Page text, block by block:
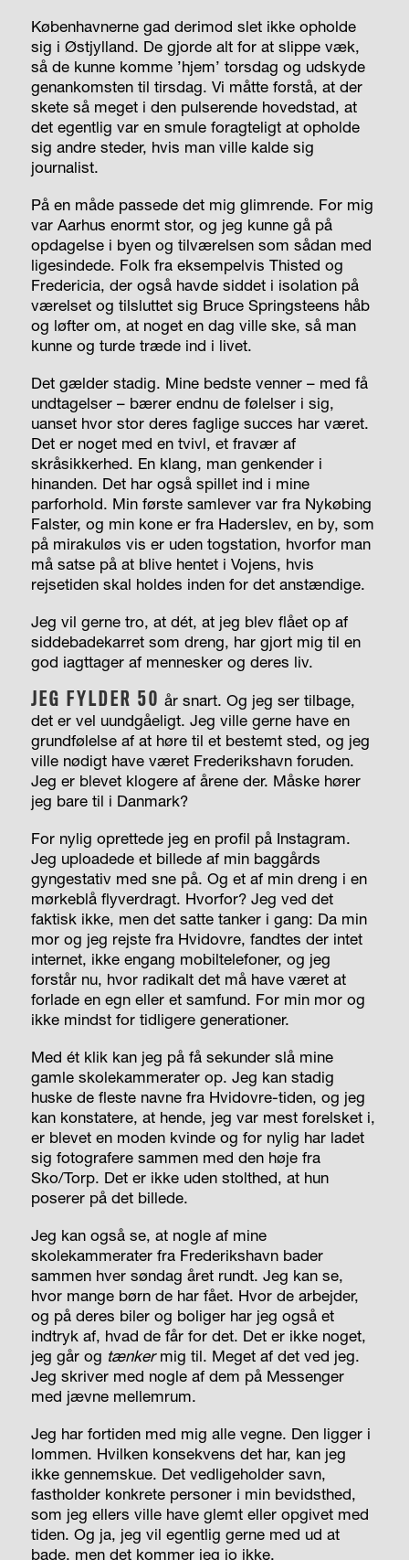
Københavnerne gad derimod slet ikke opholde
sig i Østjylland. De gjorde alt for at slippe væk,
så de kunne komme ’hjem’ torsdag og udskyde
genankomsten til tirsdag. Vi måtte forstå, at der
skete såmeget i den pulserende hovedstad, at
det egentlig var en smule foragteligt at opholde
sig andre steder, hvis man ville kalde sig
journalist.
På en måde passede det mig glimrende. For mig
var Aarhus enormt stor, og jeg kunne gå på
opdagelse i byen og tilværelsen som sådan med
ligesindede. Folk fra eksempelvis Thisted og
Fredericia, der også havde siddet i isolation på
værelset og tilsluttet sig Bruce Springsteens håb
og løfter om, at noget en dag ville ske, så man
kunne og turde træde ind i livet.
Det gælder stadig. Mine bedste venner – med få
undtagelser – bærer endnu de følelser i sig,
uanset hvor stor deres faglige succes har været.
Det er noget med en tvivl, et fravær af
skråsikkerhed. En klang, man genkender i
hinanden. Det har også spillet ind i mine
parforhold. Min første samlever var fra Nykøbing
Falster, og min kone er fra Haderslev, en by, som
på mirakuløs vis er uden togstation, hvorfor man
må satse på at blive hentet i Vojens, hvis
rejsetiden skal holdes inden for det anstændige.
Jeg vil gerne tro, at dét, at jeg blev flået op af
siddebadekarret som dreng, har gjort mig til en
god iagttager af mennesker og deres liv.
JEG FYLDER 50 år snart. Og jeg ser tilbage,
det er vel uundgåeligt. Jeg ville gerne have en
grundfølelse af at høre til et bestemt sted, og jeg
ville nødigt have været Frederikshavn foruden.
Jeg er blevet klogere af årene der. Måske hører
jeg bare til i Danmark?
For nylig oprettede jeg en profil på Instagram.
Jeg uploadede et billede af min baggårds
gyngestativ med sne på. Og et af min dreng i en
mørkeblå flyverdragt. Hvorfor? Jeg ved det
faktisk ikke, men det satte tanker i gang: Da min
mor og jeg rejste fra Hvidovre, fandtes der intet
internet, ikke engang mobiltelefoner, og jeg
forstår nu, hvor radikalt det må have været at
forlade en egn eller et samfund. For min mor og
ikke mindst for tidligere generationer.
Med ét klik kan jeg på få sekunder slå mine
gamle skolekammerater op. Jeg kan stadig
huske de fleste navne fra Hvidovre-tiden, og jeg
kan konstatere, at hende, jeg var mest forelsket i,
er blevet en moden kvinde og for nylig har ladet
sig fotografere sammen med den høje fra
Sko/Torp. Det er ikke uden stolthed, at hun
poserer på det billede.
Jeg kan også se, at nogle af mine
skolekammerater fra Frederikshavn bader
sammen hver søndag året rundt. Jeg kan se,
hvor mange børn de har fået. Hvor de arbejder,
og på deres biler og boliger har jeg også et
indtryk af, hvad de får for det. Det er ikke noget,
jeg går og tænkermig til. Meget af det ved jeg.
Jeg skriver med nogle af dem på Messenger
med jævne mellemrum.
Jeg har fortiden med mig alle vegne. Den ligger i
lommen. Hvilken konsekvens det har, kan jeg
ikke gennemskue. Det vedligeholder savn,
fastholder konkrete personer i min bevidsthed,
som jeg ellers ville have glemt eller opgivet med
tiden. Og ja, jeg vil egentlig gerne med ud at
bade, men det kommer jeg jo ikke.